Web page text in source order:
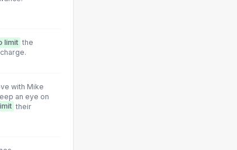
limit the
with Mike
an eye on
their